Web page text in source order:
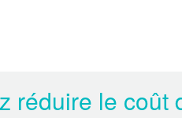
réduire le